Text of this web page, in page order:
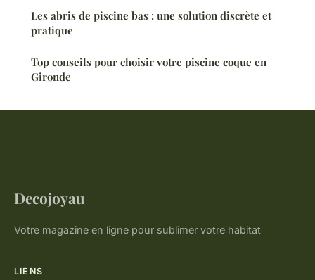
Les abris de piscine bas : une solution discrète et
pratique
Top conseils pour choisir votre piscine coque en
Gironde
Decojoyau
Votre magazine en ligne pour sublimer votre habitat
LIENS